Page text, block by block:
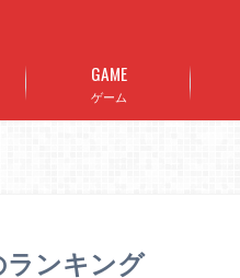
ゲーム
GAME
ンキング